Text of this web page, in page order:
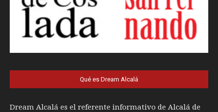
Qué es Dream Alcalá
Dream Alcalá es el referente informativo de Alcalá de